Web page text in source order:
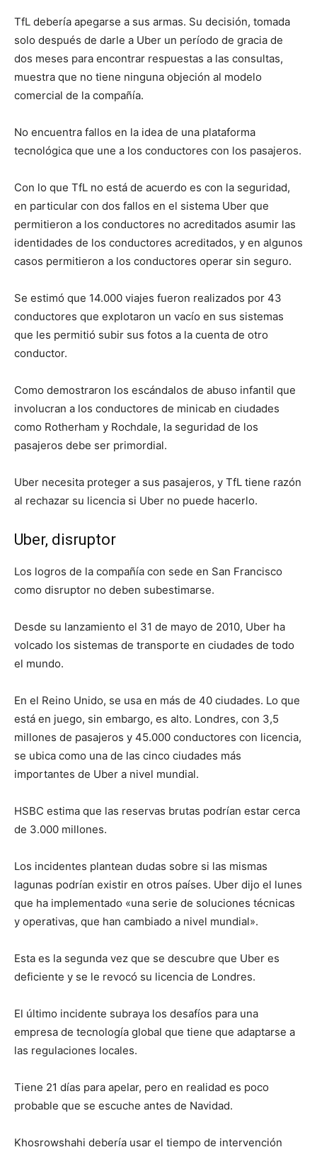
TfL debería apegarse a sus armas. Su decisión, tomada
solo después de darle a Uber un período de gracia de
dos meses para encontrar respuestas a las consultas,
muestra que no tiene ninguna objeción al modelo
comercial de la compañía.
No encuentra fallos en la idea de una plataforma
tecnológica que une a los conductores con los pasajeros.
Con lo que TfL no está de acuerdo es con la seguridad,
en particular con dos fallos en el sistema Uber que
permitieron a los conductores no acreditados asumir las
identidades de los conductores acreditados, y en algunos
casos permitieron a los conductores operar sin seguro.
Se estimó que 14.000 viajes fueron realizados por 43
conductores que explotaron un vacío en sus sistemas
que les permitió subir sus fotos a la cuenta de otro
conductor.
Como demostraron los escándalos de abuso infantil que
involucran a los conductores de minicab en ciudades
como Rotherham y Rochdale, la seguridad de los
pasajeros debe ser primordial.
Uber necesita proteger a sus pasajeros, y TfL tiene razón
al rechazar su licencia si Uber no puede hacerlo.
Uber, disruptor
Los logros de la compañía con sede en San Francisco
como disruptor no deben subestimarse.
Desde su lanzamiento el 31 de mayo de 2010, Uber ha
volcado los sistemas de transporte en ciudades de todo
el mundo.
En el Reino Unido, se usa en más de 40 ciudades. Lo que
está en juego, sin embargo, es alto. Londres, con 3,5
millones de pasajeros y 45.000 conductores con licencia,
se ubica como una de las cinco ciudades más
importantes de Uber a nivel mundial.
HSBC estima que las reservas brutas podrían estar cerca
de 3.000 millones.
Los incidentes plantean dudas sobre si las mismas
lagunas podrían existir en otros países. Uber dijo el lunes
que ha implementado «una serie de soluciones técnicas
y operativas, que han cambiado a nivel mundial».
Esta es la segunda vez que se descubre que Uber es
deficiente y se le revocó su licencia de Londres.
El último incidente subraya los desafíos para una
empresa de tecnología global que tiene que adaptarse a
las regulaciones locales.
Tiene 21 días para apelar, pero en realidad es poco
probable que se escuche antes de Navidad.
Khosrowshahi debería usar el tiempo de intervención